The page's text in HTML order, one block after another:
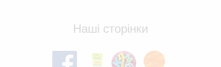
Наші сторінки